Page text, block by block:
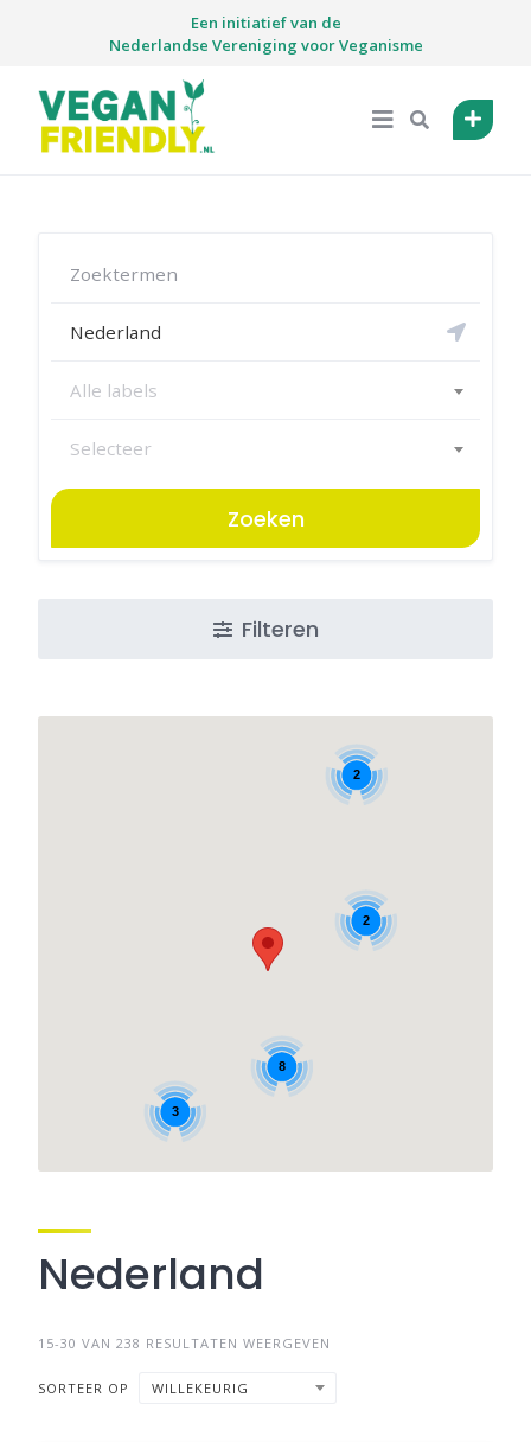
Een initiatief van de
Nederlandse Vereniging voor Veganisme
Alle labels
Selecteer
Zoeken
Filteren
3
8
2
2
Nederland
15-30 VAN 238 RESULTATEN WEERGEVEN
SORTEER OP WILLEKEURIG